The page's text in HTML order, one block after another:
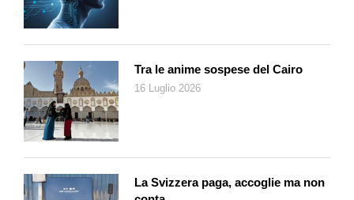
alcune tra le realtà più interessanti della musica americana
d’inizio millennio, come il gruppo delle Rasputina oppure i the
Johnsons che da sempre accompagnano Antony Hegarty.
Come solista al violoncello Julia Kent ha poi prodotto cinque
album negli ultimi dieci anni, un cospicuo e variegato corpus di
cui il discoAsperities
della Kent – con unpendant
vista del look e dell’immagine – si sta facendo più scura, e nel
dark è piùindustrialche non gotica. Accanto al violoncello
emerge infatti sempre di più la componente di elettronica, che
Tra le anime sospese del Cairo
16 Luglio 2026
La Svizzera paga, accoglie ma non